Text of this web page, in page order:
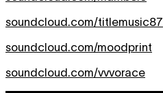
soundcloud.com/titlemusic87
soundcloud.com/moodprint
soundcloud.com/vvvorace